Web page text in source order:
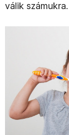
válik számukra.